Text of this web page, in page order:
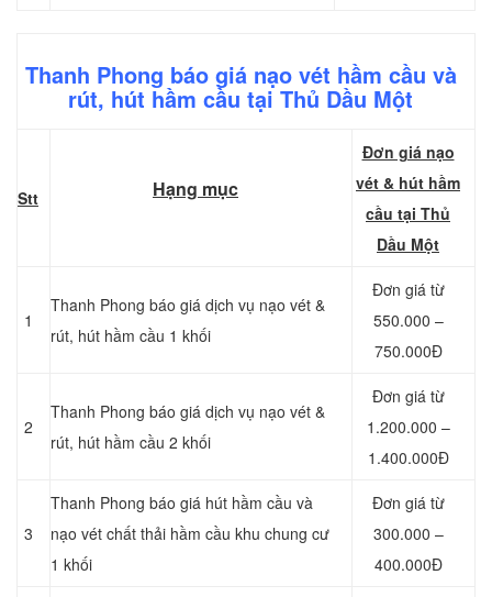
Thanh Phong báo giá nạo vét hầm cầu và
rút, hút hầm cầu tại Thủ Dầu Một
Stt Hạng mục
Đơn giá nạo
vét & hút hầm
cầu tại Thủ
Dầu Một
1
Thanh Phong báo giá dịch vụ nạo vét &
rút, hút hầm cầu 1 khối
Đơn giá từ
550.000 –
750.000Đ
2
Thanh Phong báo giá dịch vụ nạo vét &
rút, hút hầm cầu 2 khối
Đơn giá từ
1.200.000 –
1.400.000Đ
3
Thanh Phong báo giá hút hầm cầu và
nạo vét chất thải hầm cầu khu chung cư
1 khối
Đơn giá từ
300.000 –
400.000Đ